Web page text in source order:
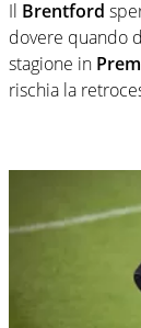
Il Brentford
dovere quando
stagione in
rischia la